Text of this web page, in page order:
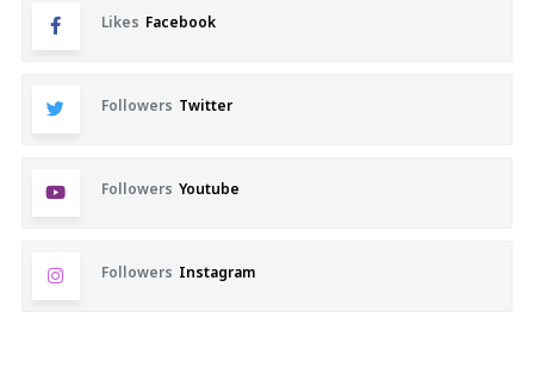
Likes Facebook
Followers Twitter
Followers Youtube
Followers Instagram